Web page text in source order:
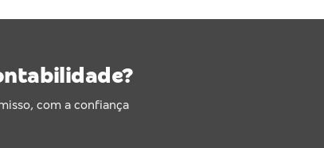
com a confiança